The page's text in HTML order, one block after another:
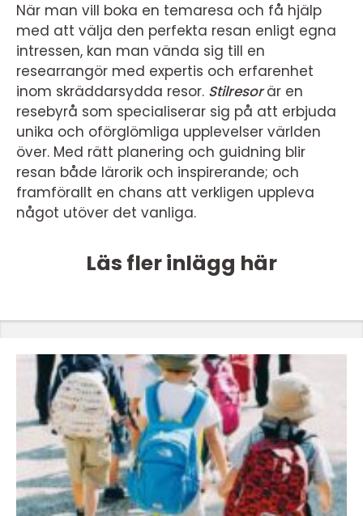
När man vill boka en temaresa och få hjälp
med att välja den perfekta resan enligt egna
intressen, kan man vända sig till en
researrangör med expertis och erfarenhet
inom skräddarsydda resor. Stilresor är en
resebyrå som specialiserar sig på att erbjuda
unika och oförglömliga upplevelser världen
över. Med rätt planering och guidning blir
resan både lärorik och inspirerande; och
framförallt en chans att verkligen uppleva
något utöver det vanliga.
Läs fler inlägg här